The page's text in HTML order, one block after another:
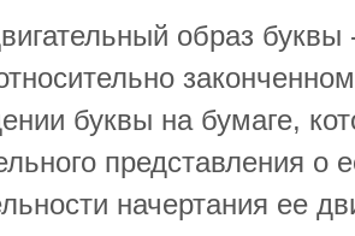
образ буквы
буквы на бумаге,
представления о
начертания ее